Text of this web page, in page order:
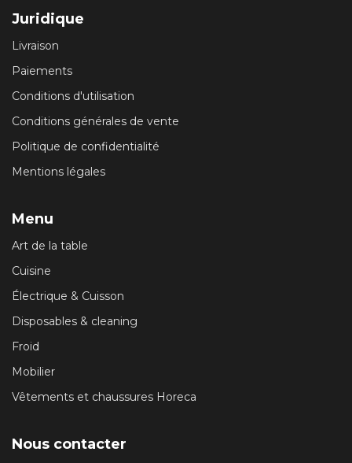
Juridique
Livraison
Paiements
Conditions d'utilisation
Conditions générales de vente
Politique de confidentialité
Mentions légales
Menu
Art de la table
Cuisine
Électrique & Cuisson
Disposables & cleaning
Froid
Mobilier
Vêtements et chaussures Horeca
Nous contacter